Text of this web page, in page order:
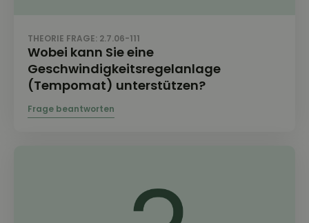
THEORIE FRAGE: 2.7.06-111
Wobei kann Sie eine
Geschwindigkeitsregelanlage
(Tempomat) unterstützen?